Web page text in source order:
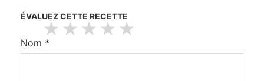
ÉVALUEZ CETTE RECETTE
Nom *